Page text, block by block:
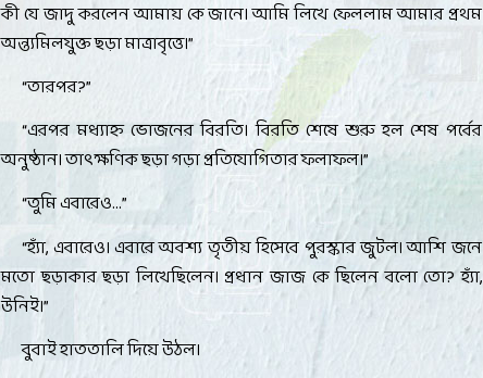
কী যে জাদু করলেন আমায় কে জানে। আমি লিখে ফেললাম আমার প্রথম
অন্ত্যমিলযুক্ত ছড়া মাত্রাবৃত্তে।”
“তারপর?”
“এরপর মধ্যাহ্ন ভোজনের বিরতি। বিরতি শেষে শুরু হল শেষ পর্বের
অনুষ্ঠান। তাৎক্ষণিক ছড়া গড়া প্রতিযোগিতার ফলাফল।”
“তুমি এবারেও...”
“হ্যাঁ,এবারেও। এবারে অবশ্য তৃতীয় হিসেবে পুরস্কার জুটল। আশি জনে
মতো ছড়াকার ছড়া লিখেছিলেন। প্রধান জাজ কে ছিলেন বলো তো?হ্যাঁ,
উনিই।”
বুবাই হাততালি দিয়ে উঠল।